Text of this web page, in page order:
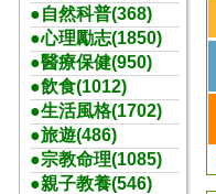
●自然科普(368)
●心理勵志(1850)
●醫療保健(950)
●飲食(1012)
●生活風格(1702)
●旅遊(486)
●宗教命理(1085)
●親子教養(546)